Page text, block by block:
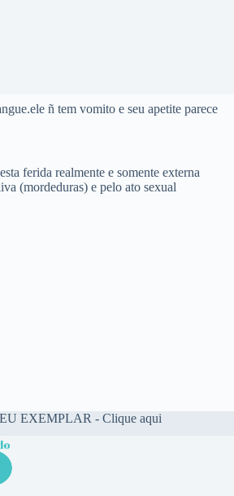
ñ tem vomito e seu apetite parece
ferida realmente e somente externa
(mordeduras) e pelo ato sexual
EXEMPLAR - Clique aqui